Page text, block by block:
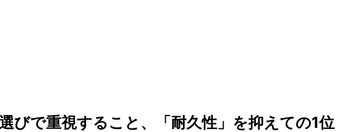
びで重視すること、「耐久性」を抑えての1位